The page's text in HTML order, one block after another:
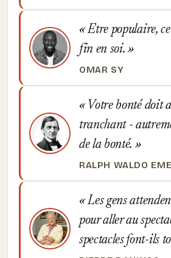
Etre populaire, ce
fin en soi.
OMAR SY
Votre bonté doit
tranchant -
de la bonté.
RALPH WALDO
Les gens
pour aller au
spectacles font-ils